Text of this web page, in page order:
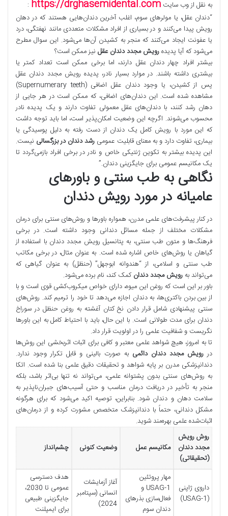
به نقل از وب سایت https://drghasemidental.com
:
“دندان عقل، یا مولرهای سوم، اغلب آخرین دندان‌هایی هستند که در دهان
رویش پیدا می‌کنند و در بسیاری از افراد مشکلات متعددی مانند نهفتگی، درد
یا عفونت ایجاد می‌کنند که منجر به کشیدن آن‌ها می‌شود. این سوال مطرح
می‌شود که آیا پدیدهرویش مجدد دندان عقل نیز ممکن است؟
بیشتر افراد چهار دندان عقل دارند، اما برخی ممکن است تعداد کمتر یا
بیشتری داشته باشند. در موارد بسیار نادر، پدیده رویش مجدد دندان عقل
پس از کشیدن، یا وجود دندان عقل اضافی (Supernumerary teeth)
مشاهده شده است. این دندان‌های اضافی، که ممکن است در هر جایی از
دهان رشد کنند، با دندان‌های عقل معمولی تفاوت دارند و یک پدیده نادر
محسوب می‌شوند. اگرچه این وضعیت امکان‌پذیر است، اما باید توجه داشت
که این مورد با رویش کامل یک دندان از دست رفته به دلیل پوسیدگی یا
بیماری، تفاوت دارد و به معنای قابلیت عمومی رشد دندان در بزرگسالی نیست.
این پدیده بیشتر به تکوین ژنتیکی خاص و نادر در برخی افراد بازمی‌گردد تا
یک مکانیسم عمومی برای جایگزینی دندان.”
نگاهی به طب سنتی و باورهای
عامیانه در مورد رویش دندان
در کنار پیشرفت‌های علمی مدرن، همواره باورها و روش‌های سنتی برای درمان
مشکلات مختلف از جمله مسائل دندانی وجود داشته است. در برخی
فرهنگ‌ها و متون طب سنتی، به پتانسیل رویش مجدد دندان با استفاده از
گیاهان یا روش‌های خاص اشاره شده است. به عنوان مثال، در برخی مکاتب
طب سنتی و اسلامی، از “هندوانه ابوجهل” (حنظل) به عنوان گیاهی که
می‌تواند به رویش مجدد دندان کمک کند، نام برده می‌شود.
باور بر این است که روغن این میوه، دارای خواص میکروب‌کشی قوی است و با
از بین بردن باکتری‌ها، به دندان اجازه می‌دهد تا خود را ترمیم کند. روش‌های
سنتی پیشنهادی شامل قرار دادن نخ کتان آغشته به روغن حنظل در سوراخ
دندان برای مدت طولانی است. با این حال، باید با احتیاط کامل به این باورها
نگریست و شفافیت علمی را در اولویت قرار داد.
تا به امروز، هیچ شواهد علمی معتبر و کافی برای اثبات اثربخشی این روش‌ها
در رویش مجدد دندان دائمی به صورت بالینی و قابل تکرار وجود ندارد.
دندانپزشکی مدرن بر پایه شواهد و تحقیقات دقیق علمی بنا شده است. اتکا
به روش‌های سنتی بدون پشتوانه علمی، می‌تواند نه تنها بی‌اثر باشد، بلکه
منجر به تأخیر در دریافت درمان مناسب و حتی آسیب‌های جبران‌ناپذیر به
سلامت دهان و دندان شود. بنابراین، توصیه اکید می‌شود که برای هرگونه
مشکل دندانی، حتماً با دندانپزشک متخصص مشورت کرده و از درمان‌های
اثبات‌شده علمی بهره‌مند شوید.
روش رویش
مجدد دندان
(تحقیقاتی)
مکانیسم عمل وضعیت کنونی چشم‌انداز
داروی ژاپنی
(USAG-1)
مهار پروتئین
USAG-1 و
فعال‌سازی بذرهای
دندان سوم
آغاز آزمایشات
انسانی (سپتامبر
2024)
هدف دسترسی
عمومی تا 2030،
جایگزینی طبیعی
برای ایمپلنت